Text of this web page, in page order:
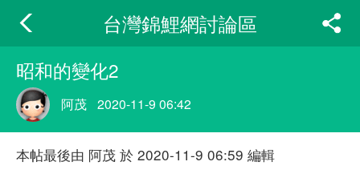
台灣錦鯉網討論區
昭和的變化2
阿茂 2020-11-9 06:42
本帖最後由 阿茂 於 2020-11-9 06:59 編輯